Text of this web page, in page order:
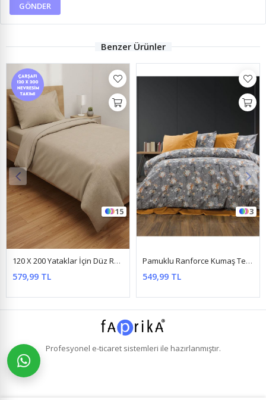
GÖNDER
Benzer Ürünler
3
Pamuklu Ranforce Kumaş Tek Kişilik Nevresim Takımı (Çarşafı Lastikli) Papatya Gri
549,99 TL
4
Tek Kişilik Ranforce Pamuklu Çarşafı Lastikli Nevresim Takımı Kelebek Pembe
549,99 TL
799,99 TL
Profesyonel e-ticaretsistemleri ile hazırlanmıştır.